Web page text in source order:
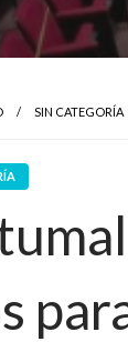
SIN CATEGORÍA